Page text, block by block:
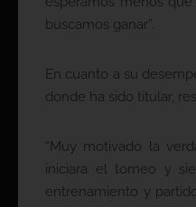
buscamos ganar”.
En cuanto a su
donde ha sido titular,
“Muy motivado la
iniciara el torneo y
entrenamiento y